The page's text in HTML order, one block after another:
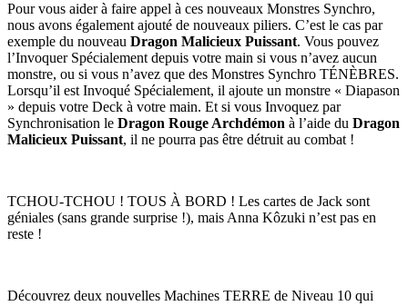
Pour vous aider à faire appel à ces nouveaux Monstres Synchro,
nous avons également ajouté de nouveaux piliers. C’est le cas par
exemple du nouveau Dragon Malicieux Puissant. Vous pouvez
l’Invoquer Spécialement depuis votre main si vous n’avez aucun
monstre, ou si vous n’avez que des Monstres Synchro TÉNÈBRES.
Lorsqu’il est Invoqué Spécialement, il ajoute un monstre « Diapason
» depuis votre Deck à votre main. Et si vous Invoquez par
Synchronisation le Dragon Rouge Archdémon à l’aide du Dragon
Malicieux Puissant, il ne pourra pas être détruit au combat !
TCHOU-TCHOU ! TOUS À BORD ! Les cartes de Jack sont
géniales (sans grande surprise !), mais Anna Kôzuki n’est pas en
reste !
Découvrez deux nouvelles Machines TERRE de Niveau 10 qui